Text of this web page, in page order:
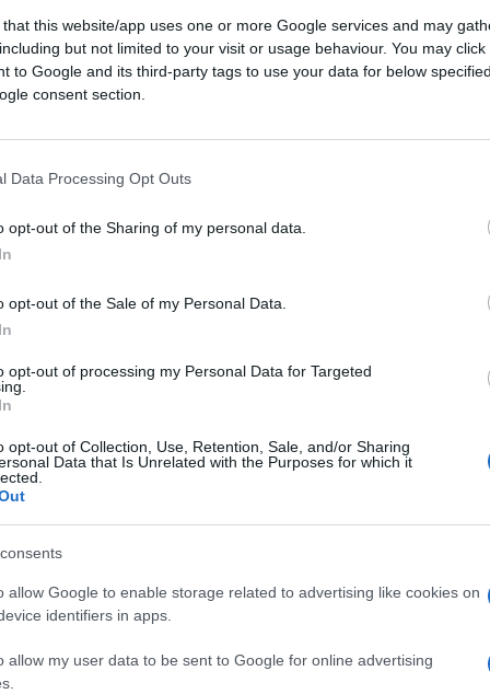
that this website/app uses one or more Google services and may
but not limited to your visit or usage behaviour. You may
to Google and its third-party tags to use your data for below
consent section.
Data Processing Opt Outs
opt-out of the Sharing of my personal data.
opt-out of the Sale of my Personal Data.
opt-out of processing my Personal Data for Targeted
opt-out of Collection, Use, Retention, Sale, and/or Sharing
Data that Is Unrelated with the Purposes for which it
allow Google to enable storage related to advertising like cookies on
identifiers in apps.
allow my user data to be sent to Google for online advertising
del suo avvocato, una vecchia
dem, ultra anziana e ultra anti
sulle colonne delWashington Post.
con eleganza e senso dell’eufemismo che
politica. Noi che non siamo eleganti e
classica porcata del partito
coincidenze, Feinstein, informata a
campagna elettorale di
il più possibile la nomina di
al prossimo Senato, che i dem sperano
E al tempo stesso in campagna
accusandoli di essere il partito che
sul
a minare non la democrazia – termine
più i liberal e i democratici
quando viene intaccata la fiducia dei
corrose da un clima di polarizzazione,
essere indipendenti, a cominciare
politico. Che un partito di